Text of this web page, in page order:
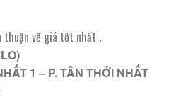
thuận về giá tốt nhất .
1 – P. TÂN THỚI NHẤT